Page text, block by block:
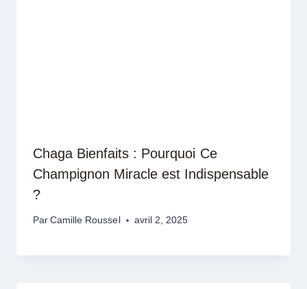
Chaga Bienfaits : Pourquoi Ce
Champignon Miracle est Indispensable
?
Par Camille Roussel avril 2, 2025